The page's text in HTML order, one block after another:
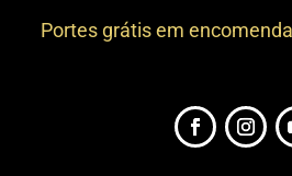
Portes grátis em